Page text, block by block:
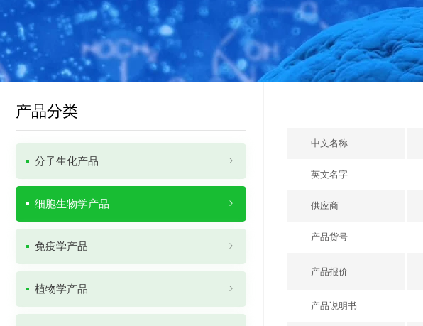
中文名称
英文名字
供应商
产品货号
产品报价
产品说明书
产品分类
分子生化产品
细胞生物学产品
免疫学产品
植物学产品